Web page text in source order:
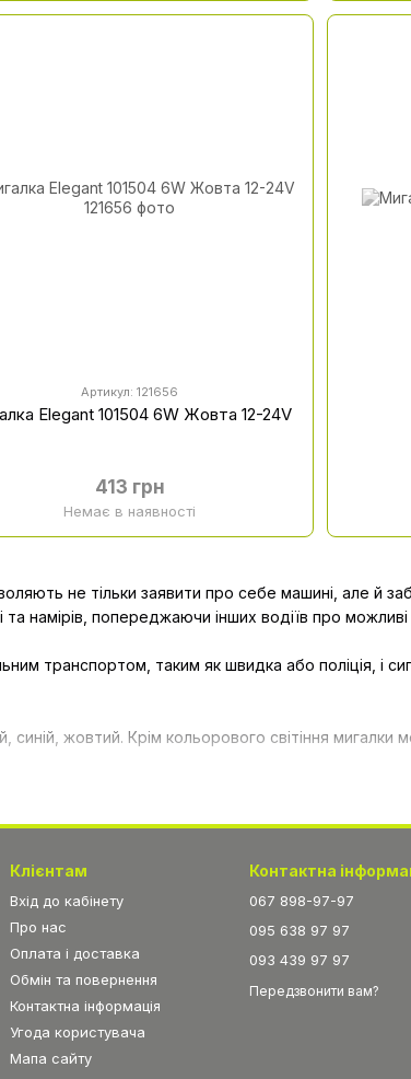
не тільки заявити про себе машині, але й
намірів, попереджаючи інших водіїв про
транспортом, таким як швидка або поліція, і
жовтий. Крім кольорового світіння
на це дозвіл.
Артикул: 121656
Elegant 101504 6W Жовта 12-24V
413 грн
Немає в наявності
Клієнтам
Вхід до кабінету
Про нас
Оплата і доставка
Обмін та повернення
Контактна інформація
Угода користувача
Мапа сайту
Контактна
067 898-97-97
095 638 97 97
093 439 97 97
Передзвонити вам?